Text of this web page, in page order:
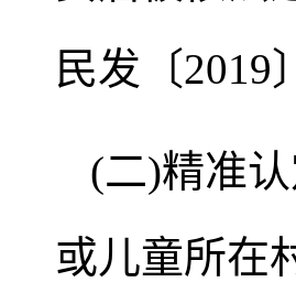
民发〔2019
(二)精准
或儿童所在